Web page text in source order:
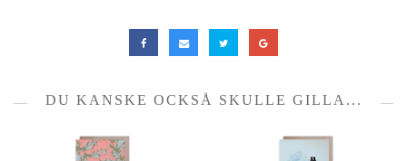
DU KANSKE OCKSÅ SKULLE GILLA...